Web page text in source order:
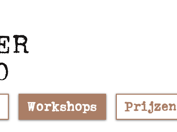
Workshops Prijzen